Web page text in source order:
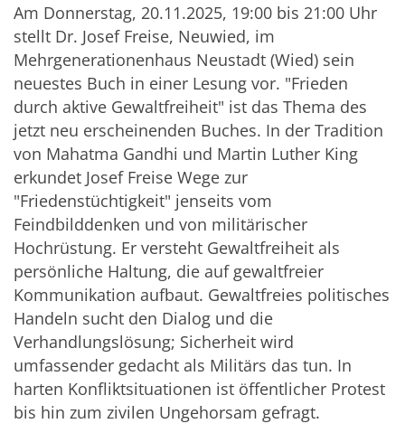
Am Donnerstag, 20.11.2025, 19:00 bis 21:00 Uhr
stellt Dr. Josef Freise, Neuwied, im
Mehrgenerationenhaus Neustadt (Wied) sein
neuestes Buch in einer Lesung vor. "Frieden
durch aktive Gewaltfreiheit" ist das Thema des
jetzt neu erscheinenden Buches. In der Tradition
von Mahatma Gandhi und Martin Luther King
erkundet Josef Freise Wege zur
"Friedenstüchtigkeit" jenseits vom
Feindbilddenken und von militärischer
Hochrüstung. Er versteht Gewaltfreiheit als
persönliche Haltung, die auf gewaltfreier
Kommunikation aufbaut. Gewaltfreies politisches
Handeln sucht den Dialog und die
Verhandlungslösung; Sicherheit wird
umfassender gedacht als Militärs das tun. In
harten Konfliktsituationen ist öffentlicher Protest
bis hin zum zivilen Ungehorsam gefragt.